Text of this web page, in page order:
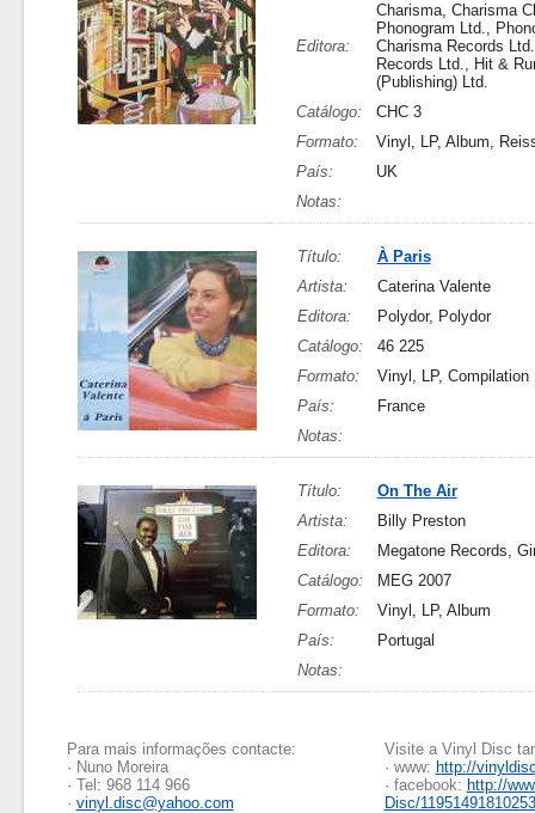
Editora:
Charisma, Charisma
Phonogram Ltd.,
Charisma Records
Records Ltd., Hit &
(Publishing) Ltd.
Catálogo:
CHC 3
Formato:
Vinyl, LP, Album,
País:
UK
Notas:
Título:
À Paris
Artista:
Caterina Valente
Editora:
Polydor, Polydor
Catálogo:
46 225
Formato:
Vinyl, LP, Compilation
País:
France
Notas:
Título:
On The Air
Artista:
Billy Preston
Editora:
Megatone Records,
Catálogo:
MEG 2007
Formato:
Vinyl, LP, Album
País:
Portugal
Notas:
Para mais informações contacte:
· Nuno Moreira
· Tel: 968 114 966
· vinyl.disc@yahoo.com
Visite a Vinyl Disc
· www: http://
· facebook: http://
Disc/